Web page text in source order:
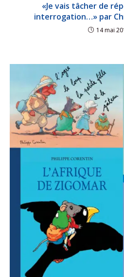
«Je vais tâcher de
interrogation…» par
14 mai